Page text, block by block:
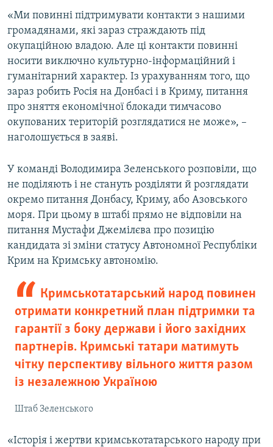
«Ми повинні підтримувати контакти з нашими
громадянами, які зараз страждають під
окупаційною владою. Але ці контакти повинні
носити виключно культурно-інформаційний і
гуманітарний характер. Із урахуванням того, що
зараз робить Росія на Донбасі і в Криму, питання
про зняття економічної блокади тимчасово
окупованих територій розглядатися не може», –
наголошується в заяві.
У команді Володимира Зеленського розповіли, що
не поділяють і не стануть розділяти й розглядати
окремо питання Донбасу, Криму, або Азовського
моря. При цьому в штабі прямо не відповіли на
питання Мустафи Джемілєва про позицію
кандидата зі зміни статусу Автономної Республіки
Крим на Кримську автономію.
Кримськотатарський народ повинен
отримати конкретний план підтримки та
гарантії з боку держави і його західних
партнерів. Кримські татари матимуть
чітку перспективу вільного життя разом
із незалежною Україною
Штаб Зеленського
«Історія і жертви кримськотатарського народу при